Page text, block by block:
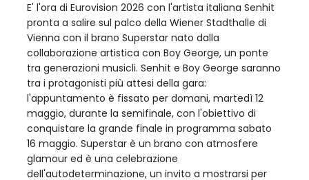
E' l'ora di Eurovision 2026 con l'artista italiana Senhit
pronta a salire sul palco della Wiener Stadthalle di
Vienna con il brano Superstar nato dalla
collaborazione artistica con Boy George, un ponte
tra generazioni musicli. Senhit e Boy George saranno
tra i protagonisti più attesi della gara:
l'appuntamento è fissato per domani, martedì 12
maggio, durante la semifinale, con l'obiettivo di
conquistare la grande finale in programma sabato
16 maggio. Superstar è un brano con atmosfere
glamour ed è una celebrazione
dell'autodeterminazione, un invito a mostrarsi per